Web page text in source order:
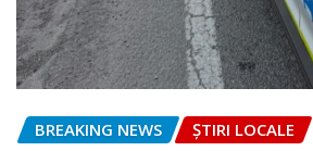
BREAKING NEWS ȘTIRI LOCALE